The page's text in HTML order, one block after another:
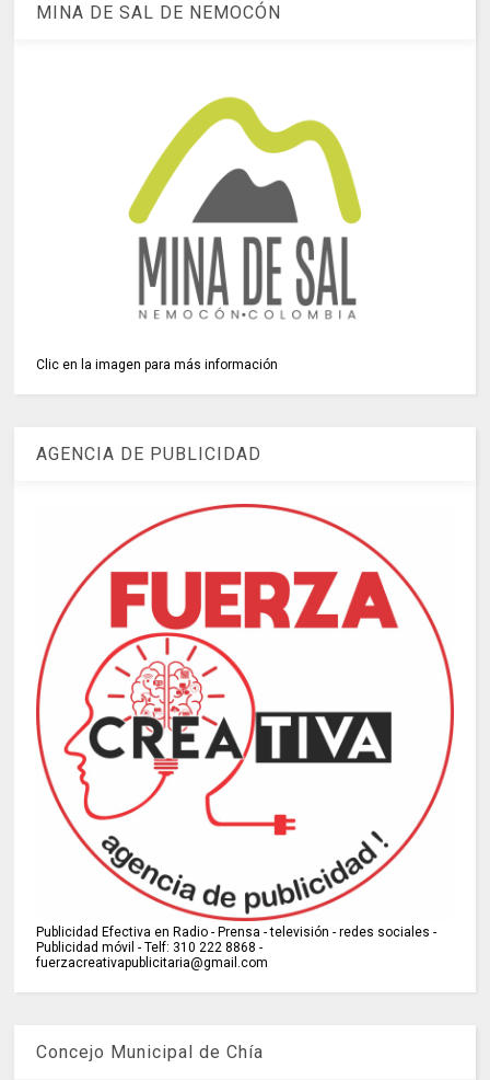
MINA DE SAL DE NEMOCÓN
Clic en la imagen para más información
AGENCIA DE PUBLICIDAD
Publicidad Efectiva en Radio - Prensa - televisión - redes sociales -
Publicidad móvil - Telf: 310 222 8868 -
fuerzacreativapublicitaria@gmail.com
Concejo Municipal de Chía